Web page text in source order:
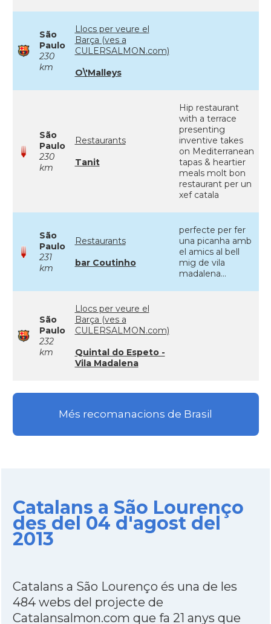
São
Paulo
230
km
Llocs per veure el
Barça (ves a
CULERSALMON.com)
O\'Malleys
São
Paulo
230
km
Restaurants
Tanit
Hip restaurant
with a terrace
presenting
inventive takes
on Mediterranean
tapas & heartier
meals molt bon
restaurant per un
xef catala
São
Paulo
231
km
Restaurants
bar Coutinho
perfecte per fer
una picanha amb
el amics al bell
mig de vila
madalena...
São
Paulo
232
km
Llocs per veure el
Barça (ves a
CULERSALMON.com)
Quintal do Espeto -
Vila Madalena
Més recomanacions de Brasil
Catalans a São Lourenço
des del 04 d'agost del
2013
Catalans a São Lourenço és una de les
484 webs del projecte de
Catalansalmon.com que fa 21 anys que